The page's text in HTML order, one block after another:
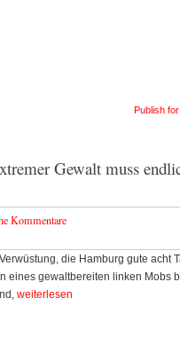
Publish
Gewalt muss
Kommentare
die Hamburg gute acht
eines gewaltbereiten linken Mobs
weiterlesen